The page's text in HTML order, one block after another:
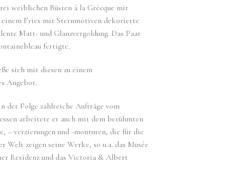
weiblichen Büsten à la Grècque mit
einem Fries mit Sternmotiven dekorierte
Matt- und Glanzvergoldung. Das Paar
fertigte.
sich mit diesen zu einem
Angebot.
der Folge zahlreiche Aufträge vom
arbeitete er auch mit dem berühmten
– verzierungen und -monturen, die für die
zeigen seine Werke, so u.a. das Musée
Residenz und das Victoria & Albert